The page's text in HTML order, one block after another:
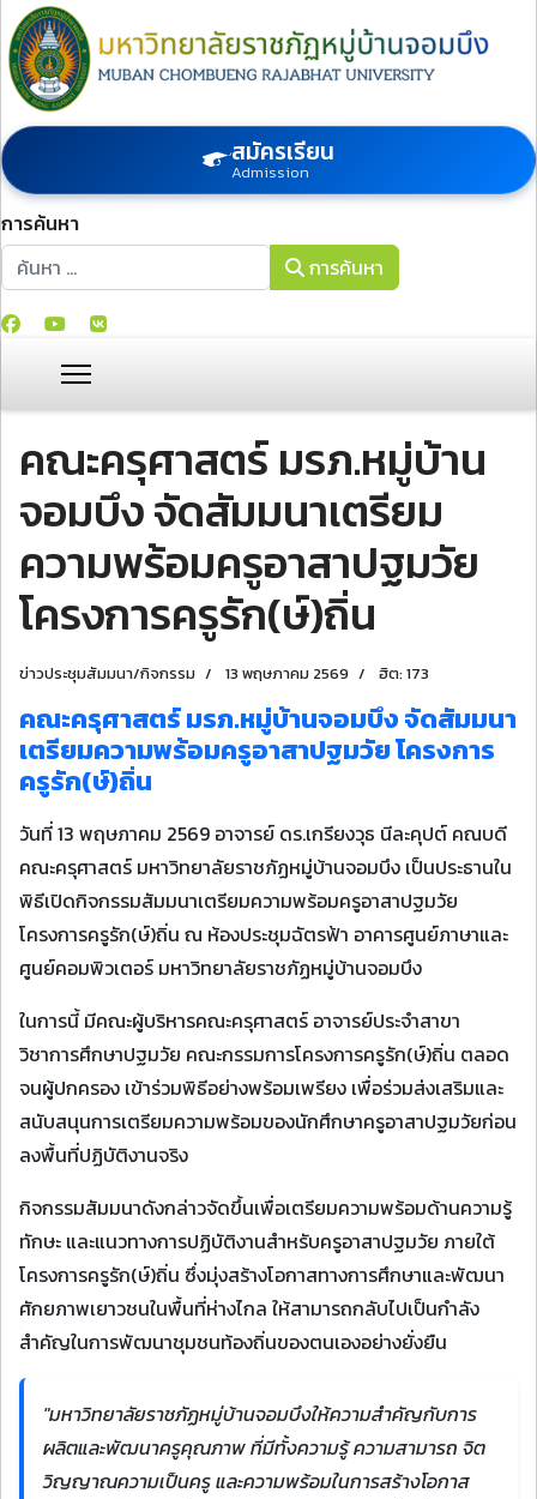
สมัครเรียน
Admission
การค้นหา
การค้นหา
การค้นหา
คณะครุศาสตร์ มรภ.หมู่บ้าน
จอมบึง จัดสัมมนาเตรียม
ความพร้อมครูอาสาปฐมวัย
โครงการครูรัก(ษ์)ถิ่น
ข่าวประชุมสัมมนา/กิจกรรม 13 พฤษภาคม 2569 ฮิต: 173
คณะครุศาสตร์ มรภ.หมู่บ้านจอมบึง จัดสัมมนา
เตรียมความพร้อมครูอาสาปฐมวัย โครงการ
ครูรัก(ษ์)ถิ่น
วันที่ 13 พฤษภาคม 2569 อาจารย์ ดร.เกรียงวุธ นีละคุปต์ คณบดี
คณะครุศาสตร์ มหาวิทยาลัยราชภัฏหมู่บ้านจอมบึง เป็นประธานใน
พิธีเปิดกิจกรรมสัมมนาเตรียมความพร้อมครูอาสาปฐมวัย
โครงการครูรัก(ษ์)ถิ่น ณ ห้องประชุมฉัตรฟ้า อาคารศูนย์ภาษาและ
ศูนย์คอมพิวเตอร์ มหาวิทยาลัยราชภัฏหมู่บ้านจอมบึง
ในการนี้ มีคณะผู้บริหารคณะครุศาสตร์ อาจารย์ประจำสาขา
วิชาการศึกษาปฐมวัย คณะกรรมการโครงการครูรัก(ษ์)ถิ่น ตลอด
จนผู้ปกครอง เข้าร่วมพิธีอย่างพร้อมเพรียง เพื่อร่วมส่งเสริมและ
สนับสนุนการเตรียมความพร้อมของนักศึกษาครูอาสาปฐมวัยก่อน
ลงพื้นที่ปฏิบัติงานจริง
กิจกรรมสัมมนาดังกล่าวจัดขึ้นเพื่อเตรียมความพร้อมด้านความรู้
ทักษะ และแนวทางการปฏิบัติงานสำหรับครูอาสาปฐมวัย ภายใต้
โครงการครูรัก(ษ์)ถิ่น ซึ่งมุ่งสร้างโอกาสทางการศึกษาและพัฒนา
ศักยภาพเยาวชนในพื้นที่ห่างไกล ให้สามารถกลับไปเป็นกำลัง
สำคัญในการพัฒนาชุมชนท้องถิ่นของตนเองอย่างยั่งยืน
"มหาวิทยาลัยราชภัฏหมู่บ้านจอมบึงให้ความสำคัญกับการ
ผลิตและพัฒนาครูคุณภาพ ที่มีทั้งความรู้ ความสามารถ จิต
วิญญาณความเป็นครู และความพร้อมในการสร้างโอกาส